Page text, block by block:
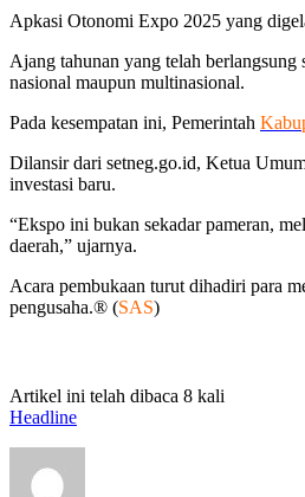
Apkasi Otonomi Expo 2025 yang
Ajang tahunan yang telah
nasional maupun multinasional.
Pada kesempatan ini, Pemerintah
Dilansir dari setneg.go.id, Ketua
investasi baru.
“Ekspo ini bukan sekadar pameran,
daerah,” ujarnya.
Acara pembukaan turut dihadiri para
pengusaha.® (SAS)
Artikel ini telah dibaca 8 kali
Headline